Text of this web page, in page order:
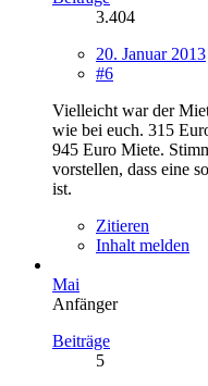
3.404
20. Januar 2013
#6
Vielleicht war der
wie bei euch. 315
945 Euro Miete.
vorstellen, dass eine
ist.
Zitieren
Inhalt melden
Mai
Anfänger
Beiträge
5